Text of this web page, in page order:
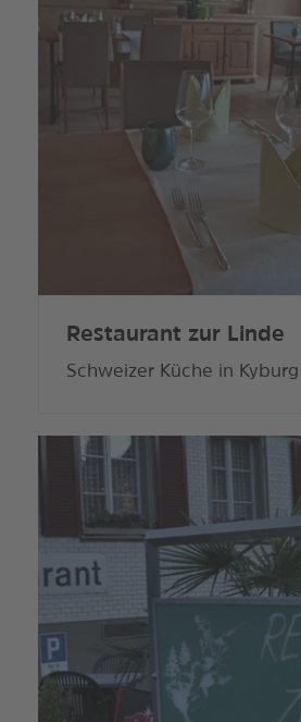
Restaurant zur Linde
Schweizer Küche in Kyburg